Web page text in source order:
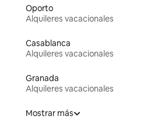
Oporto
Alquileres vacacionales
Casablanca
Alquileres vacacionales
Granada
Alquileres vacacionales
Mostrar más